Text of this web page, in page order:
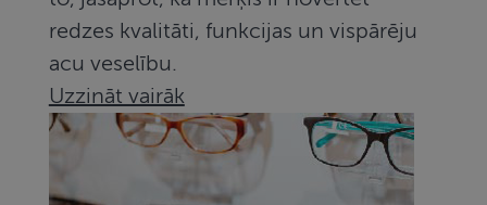
redzes kvalitāti, funkcijas un vispārēju
acu veselību.
Uzzināt vairāk